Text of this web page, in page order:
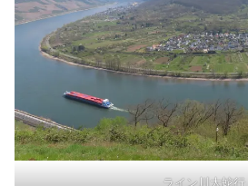
ライン川大蛇行